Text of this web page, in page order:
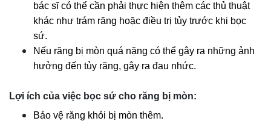
bác sĩ có thể cần phải thực hiện thêm các thủ thuật
khác như trám răng hoặc điều trị tủy trước khi bọc
sứ.
Nếu răng bị mòn quá nặng có thể gây ra những ảnh
hưởng đến tủy răng, gây ra đau nhức.
Lợi ích của việc bọc sứ cho răng bị mòn:
Bảo vệ răng khỏi bị mòn thêm.